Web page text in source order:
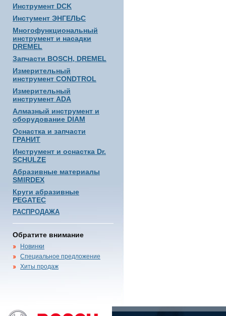
Инструмент DCK
Инстумент ЭНГЕЛЬС
Многофункциональный
инструмент и насадки
DREMEL
Запчасти BOSCH, DREMEL
Измерительный
инструмент CONDTROL
Измерительный
инструмент ADA
Алмазный инструмент и
оборудование DIAM
Оснастка и запчасти
ГРАНИТ
Инструмент и оснастка Dr.
SCHULZE
Абразивные материалы
SMIRDEX
Круги абразивные
PEGATEC
РАСПРОДАЖА
Обратите внимание
Новинки
Специальное предложение
Хиты продаж